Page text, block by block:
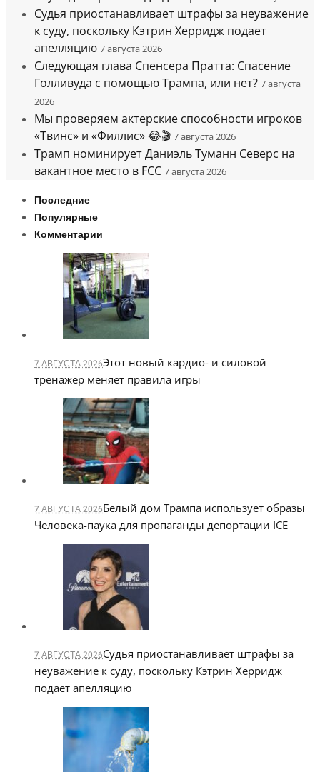
Судья приостанавливает штрафы за неуважение
к суду, поскольку Кэтрин Херридж подает
апелляцию 7 августа 2026
Следующая глава Спенсера Пратта: Спасение
Голливуда с помощью Трампа, или нет? 7 августа
2026
Мы проверяем актерские способности игроков
«Твинс» и «Филлис» 😂🎬 7 августа 2026
Трамп номинирует Даниэль Туманн Северс на
вакантное место в FCC 7 августа 2026
Последние
Популярные
Комментарии
7 АВГУСТА 2026Этот новый кардио- и силовой
тренажер меняет правила игры
7 АВГУСТА 2026Белый дом Трампа использует образы
Человека-паука для пропаганды депортации ICE
7 АВГУСТА 2026Судья приостанавливает штрафы за
неуважение к суду, поскольку Кэтрин Херридж
подает апелляцию